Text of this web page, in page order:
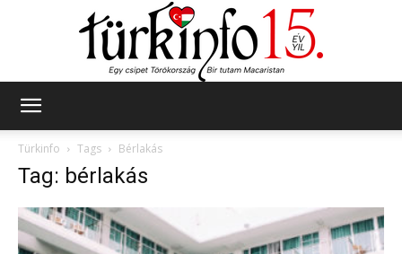
Türkinfo
Tags Bérlakás
Tag: bérlakás